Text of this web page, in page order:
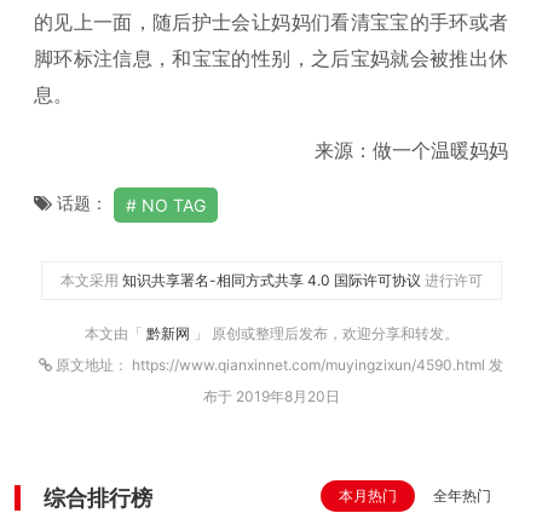
的见上一面，随后护士会让妈妈们看清宝宝的手环或者
脚环标注信息，和宝宝的性别，之后宝妈就会被推出休
息。
来源：做一个温暖妈妈
话题： NO TAG
本文采用 知识共享署名-相同方式共享 4.0 国际许可协议 进行许可
本文由「 黔新网 」 原创或整理后发布，欢迎分享和转发。
原文地址： https://www.qianxinnet.com/muyingzixun/4590.html 发
布于 2019年8月20日
综合排行榜 本月热门 全年热门